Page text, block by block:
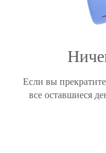
Если вы
все оставшиеся